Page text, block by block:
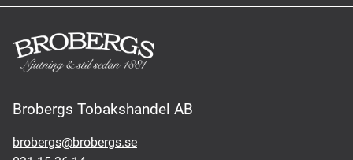
Brobergs Tobakshandel AB
brobergs@brobergs.se